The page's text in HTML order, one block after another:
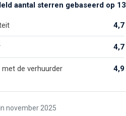
aantal sterren gebaseerd op
4,7
4,7
de verhuurder 4,9
november 2025